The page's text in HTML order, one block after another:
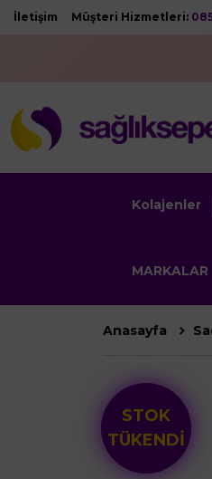
İletişim Müşteri Hizmetleri:
Kolajenler
MARKALAR
Anasayfa
STOK
TÜKENDİ